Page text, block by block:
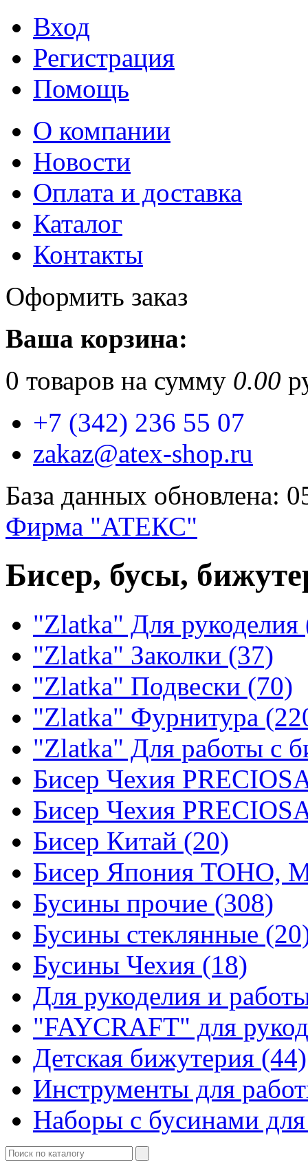
Вход
Регистрация
Помощь
О компании
Новости
Оплата и доставка
Каталог
Контакты
Оформить заказ
Ваша корзина:
0 товаров на сумму 0.00
+7 (342) 236 55 07
zakaz@atex-shop.ru
База данных обновлена:
Фирма "АТЕКС"
Бисер, бусы,
"Zlatka" Для рукоделия
"Zlatka" Заколки (37)
"Zlatka" Подвески (70)
"Zlatka" Фурнитура
"Zlatka" Для работы с
Бисер Чехия
Бисер Чехия
Бисер Китай (20)
Бисер Япония TOHO,
Бусины прочие (308)
Бусины стеклянные
Бусины Чехия (18)
Для рукоделия и
"FAYCRAFT" для
Детская бижутерия (44)
Инструменты для
Наборы с бусинами